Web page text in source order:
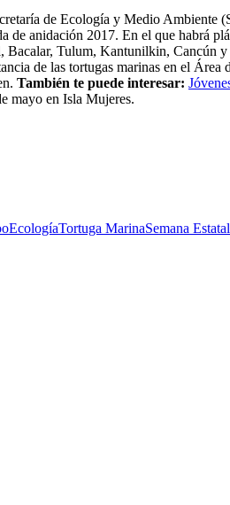
de Ecología y Medio Ambiente
de anidación 2017. En el que habrá
Bacalar, Tulum, Kantunilkin,
de las tortugas marinas en el
También te puede interesar:
mayo en Isla Mujeres.
EcologíaTortuga MarinaSemana